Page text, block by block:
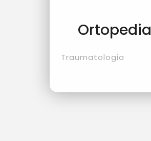
Ortopedia
Traumatologia